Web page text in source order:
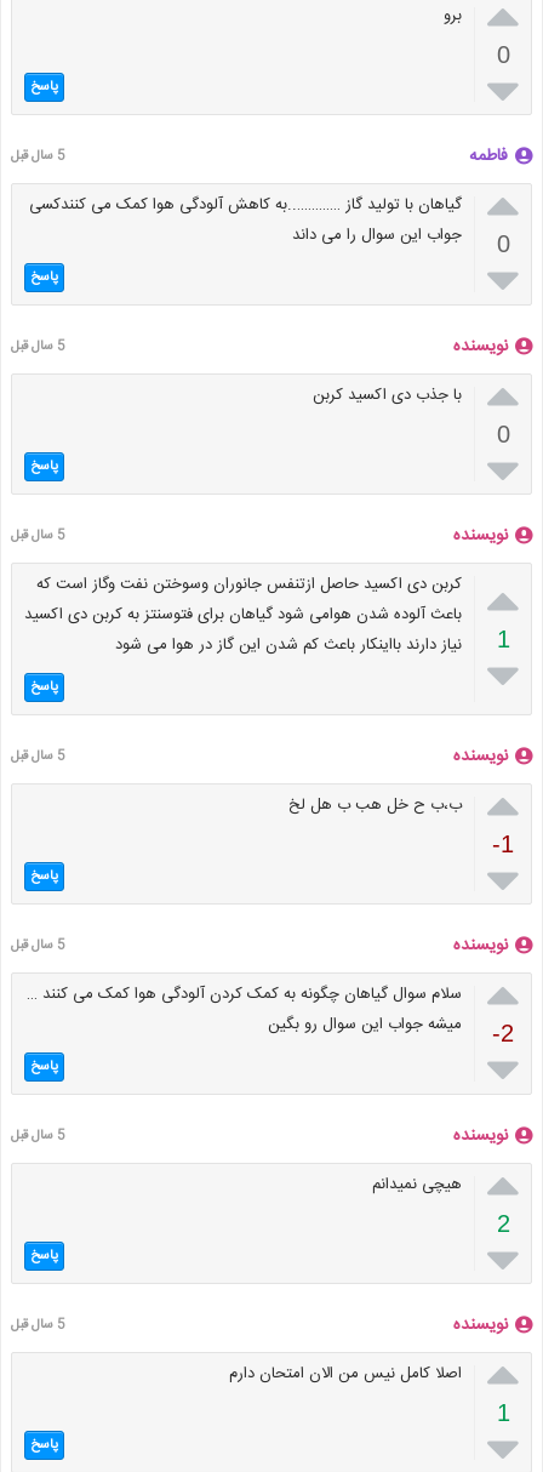

0

برو
پاسخ
فاطمه 5 سال قبل

0

گیاهان با تولید گاز …………..به کاهش آلودگی هوا کمک می کنندکسی
جواب این سوال را می داند
پاسخ
نویسنده 5 سال قبل

0

با جذب دی اکسید کربن
پاسخ
نویسنده 5 سال قبل

1

کربن دی اکسید حاصل ازتنفس جانوران وسوختن نفت وگاز است که
باعث آلوده شدن هوامی شود گیاهان برای فتوسنتز به کربن دی اکسید
نیاز دارند بااینکار باعث کم شدن این گاز در هوا می شود
پاسخ
نویسنده 5 سال قبل

-1

ب،ب ح خل هب ب هل لخ
پاسخ
نویسنده 5 سال قبل

-2

سلام سوال گیاهان چگونه به کمک کردن آلودگی هوا کمک می کنند …
میشه جواب این سوال رو بگین
پاسخ
نویسنده 5 سال قبل

2

هیچی نمیدانم
پاسخ
نویسنده 5 سال قبل

1

اصلا کامل نیس من الان امتحان دارم
پاسخ